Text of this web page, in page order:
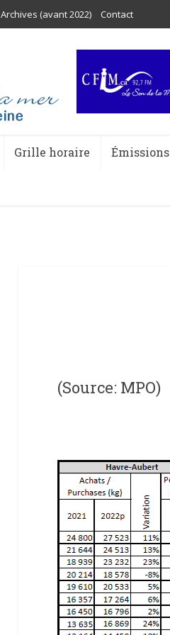
Archives (avant 2022) Contact
Grille horaire Émissions
(Source: MPO)